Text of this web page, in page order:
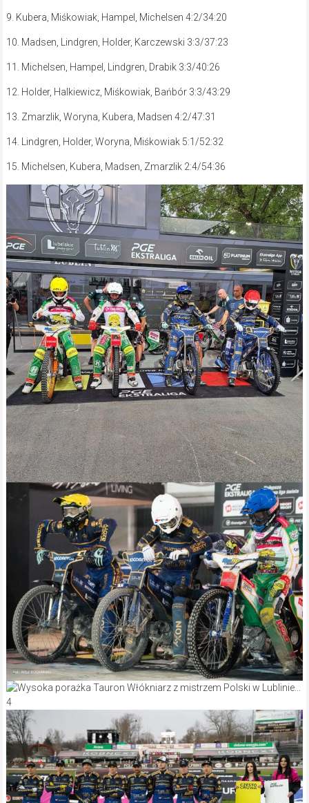
9. Kubera, Miśkowiak, Hampel, Michelsen 4:2/34:20
10. Madsen, Lindgren, Holder, Karczewski 3:3/37:23
11. Michelsen, Hampel, Lindgren, Drabik 3:3/40:26
12. Holder, Halkiewicz, Miśkowiak, Bańbór 3:3/43:29
13. Zmarzlik, Woryna, Kubera, Madsen 4:2/47:31
14. Lindgren, Holder, Woryna, Miśkowiak 5:1/52:32
15. Michelsen, Kubera, Madsen, Zmarzlik 2:4/54:36